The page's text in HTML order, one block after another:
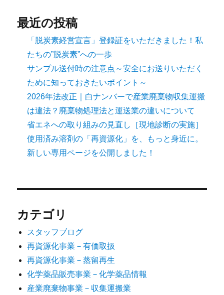
最近の投稿
「脱炭素経営宣言」登録証をいただきました！私
たちの”脱炭素”への一歩
サンプル送付時の注意点～安全にお送りいただく
ために知っておきたいポイント～
2026年法改正｜白ナンバーで産業廃棄物収集運搬
は違法？廃棄物処理法と運送業の違いについて
省エネへの取り組みの見直し［現地診断の実施］
使用済み溶剤の「再資源化」を、もっと身近に。
新しい専用ページを公開しました！
カテゴリ
スタッフブログ
再資源化事業－有価取扱
再資源化事業－蒸留再生
化学薬品販売事業－化学薬品情報
産業廃棄物事業－収集運搬業